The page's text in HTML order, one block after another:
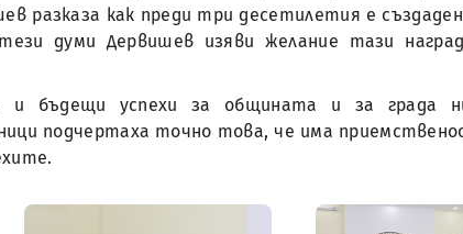
разказа как преди три десетилетия е
думи Дервишев изяви желание тази
и бъдещи успехи за общината и за града
подчертаха точно това, че има